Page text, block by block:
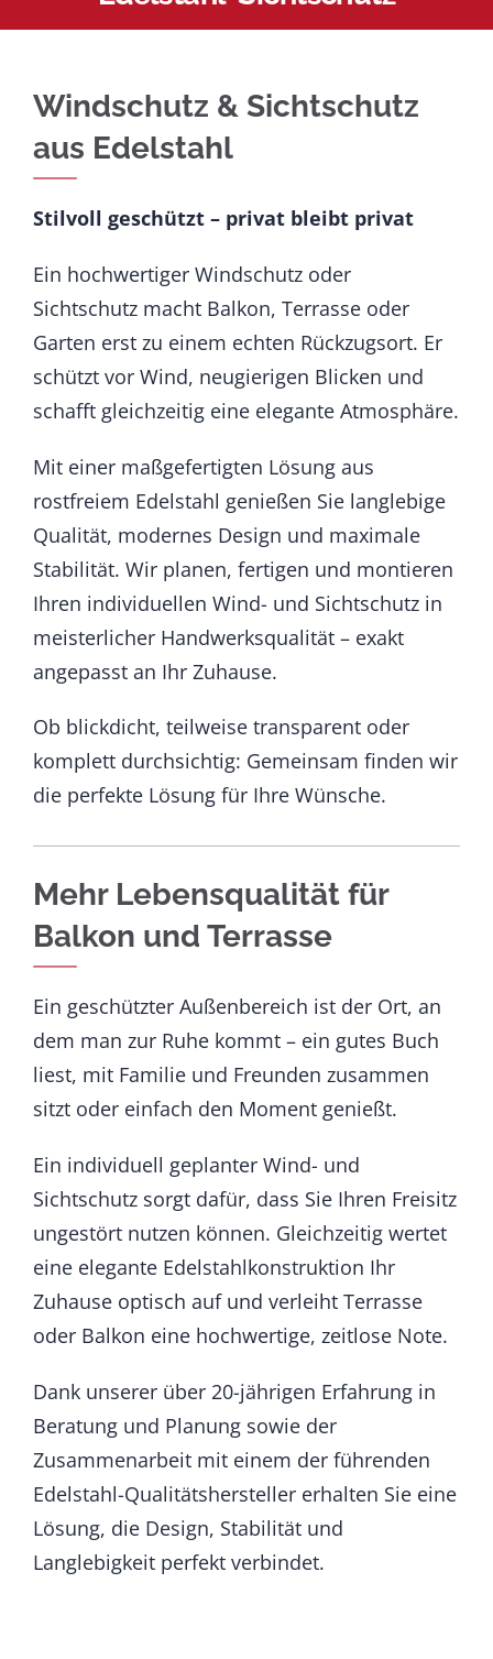
Windschutz & Sichtschutz
aus Edelstahl
Stilvoll geschützt – privat bleibt privat
Ein hochwertiger Windschutz oder
Sichtschutz macht Balkon, Terrasse oder
Garten erst zu einem echten Rückzugsort. Er
schützt vor Wind, neugierigen Blicken und
schafft gleichzeitig eine elegante Atmosphäre.
Mit einer maßgefertigten Lösung aus
rostfreiem Edelstahl genießen Sie langlebige
Qualität, modernes Design und maximale
Stabilität. Wir planen, fertigen und montieren
Ihren individuellen Wind- und Sichtschutz in
meisterlicher Handwerksqualität – exakt
angepasst an Ihr Zuhause.
Ob blickdicht, teilweise transparent oder
komplett durchsichtig: Gemeinsam finden wir
die perfekte Lösung für Ihre Wünsche.
Mehr Lebensqualität für
Balkon und Terrasse
Ein geschützter Außenbereich ist der Ort, an
dem man zur Ruhe kommt – ein gutes Buch
liest, mit Familie und Freunden zusammen
sitzt oder einfach den Moment genießt.
Ein individuell geplanter Wind- und
Sichtschutz sorgt dafür, dass Sie Ihren Freisitz
ungestört nutzen können. Gleichzeitig wertet
eine elegante Edelstahlkonstruktion Ihr
Zuhause optisch auf und verleiht Terrasse
oder Balkon eine hochwertige, zeitlose Note.
Dank unserer über 20-jährigen Erfahrung in
Beratung und Planung sowie der
Zusammenarbeit mit einem der führenden
Edelstahl-Qualitätshersteller erhalten Sie eine
Lösung, die Design, Stabilität und
Langlebigkeit perfekt verbindet.